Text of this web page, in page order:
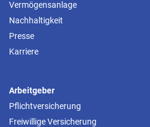
Vermögensanlage
Nachhaltigkeit
Presse
Karriere
Arbeitgeber
Pflichtversicherung
Freiwillige Versicherung